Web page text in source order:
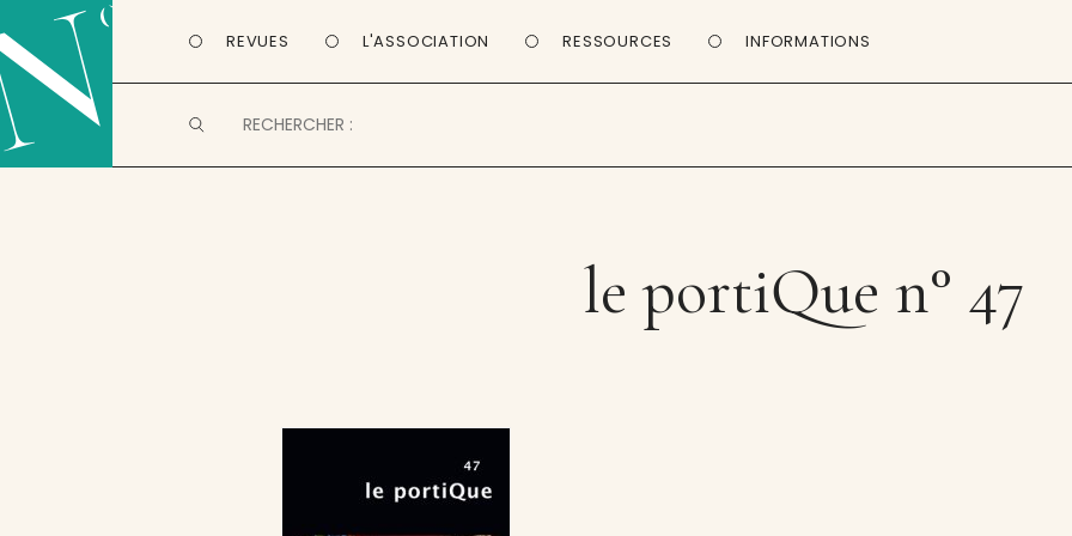
REVUES L'ASSOCIATION RESSOURCES INFORMATIONS
le portiQue n° 47